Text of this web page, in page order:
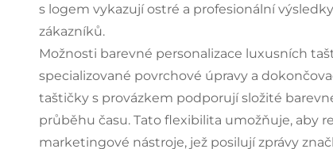
s logem vykazují ostré a profesionální
zákazníků.
Možnosti barevné personalizace luxusních
specializované povrchové úpravy a
taštičky s provázkem podporují složité
průběhu času. Tato flexibilita umožňuje, aby
marketingové nástroje, jež posilují zprávy